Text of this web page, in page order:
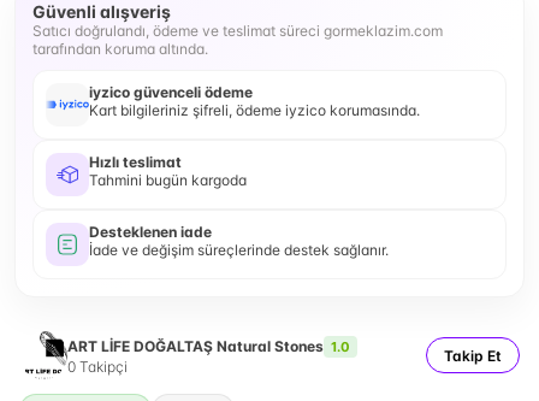
Güvenli alışveriş
Satıcı doğrulandı, ödeme ve teslimat süreci gormeklazim.com
tarafından koruma altında.
iyzico güvenceli ödeme
Kart bilgileriniz şifreli, ödeme iyzico korumasında.
Hızlı teslimat
Tahmini bugün kargoda
Desteklenen iade
İade ve değişim süreçlerinde destek sağlanır.
ART LİFE DOĞALTAŞ Natural Stones 1.0
0 Takipçi
Takip Et